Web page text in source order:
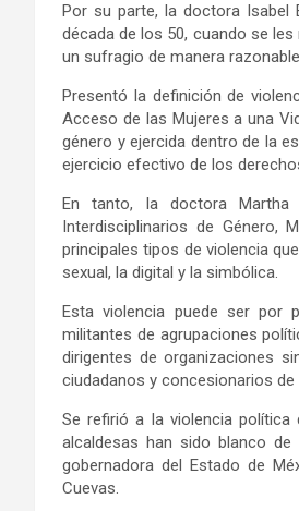
Por su parte, la doctora Isabel
década de los 50, cuando se
un sufragio de manera
Presentó la definición de
Acceso de las Mujeres a una
género y ejercida dentro de la
ejercicio efectivo de los
En tanto, la doctora Martha
Interdisciplinarios de Género,
principales tipos de violencia
sexual, la digital y la simbólica.
Esta violencia puede ser por
militantes de agrupaciones
dirigentes de organizaciones
ciudadanos y concesionarios
Se refirió a la violencia
alcaldesas han sido blanco
gobernadora del Estado de
Cuevas.